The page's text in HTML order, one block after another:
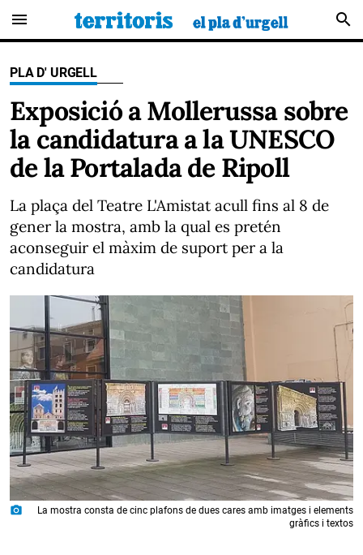
menu search
PLA D' URGELL
Exposició a Mollerussa sobre
la candidatura a la UNESCO
de la Portalada de Ripoll
La plaça del Teatre L'Amistat acull fins al 8 de
gener la mostra, amb la qual es pretén
aconseguir el màxim de suport per a la
candidatura
photo_camera
La mostra consta de cinc plafons de dues cares amb imatges i elements
gràfics i textos